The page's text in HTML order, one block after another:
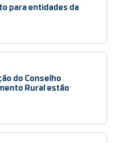
para entidades da
do Conselho
Rural estão